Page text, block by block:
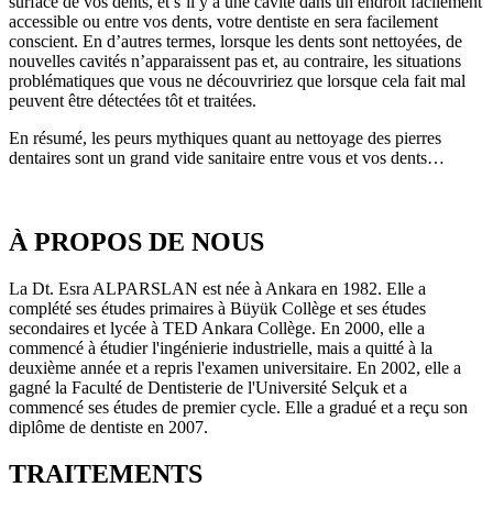
accessible ou entre vos dents, votre dentiste en sera facilement
conscient. En d’autres termes, lorsque les dents sont nettoyées, de
nouvelles cavités n’apparaissent pas et, au contraire, les situations
problématiques que vous ne découvririez que lorsque cela fait mal
peuvent être détectées tôt et traitées.
En résumé, les peurs mythiques quant au nettoyage des pierres
dentaires sont un grand vide sanitaire entre vous et vos dents…
À PROPOS DE NOUS
La Dt. Esra ALPARSLAN est née à Ankara en 1982. Elle a
complété ses études primaires à Büyük Collège et ses études
secondaires et lycée à TED Ankara Collège. En 2000, elle a
commencé à étudier l'ingénierie industrielle, mais a quitté à la
deuxième année et a repris l'examen universitaire. En 2002, elle a
gagné la Faculté de Dentisterie de l'Université Selçuk et a
commencé ses études de premier cycle. Elle a gradué et a reçu son
diplôme de dentiste en 2007.
TRAITEMENTS